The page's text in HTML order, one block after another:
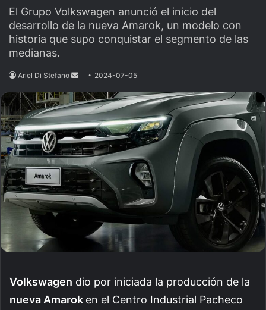
El Grupo Volkswagen anunció el inicio del
desarrollo de la nueva Amarok, un modelo con
historia que supo conquistar el segmento de las
medianas.
Ariel Di Stefano
Send
email
2024-07-05
Volkswagen dio por iniciada la producción de la
nueva Amarok en el Centro Industrial Pacheco